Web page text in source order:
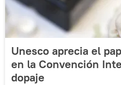
Unesco aprecia el
en la Convención
dopaje